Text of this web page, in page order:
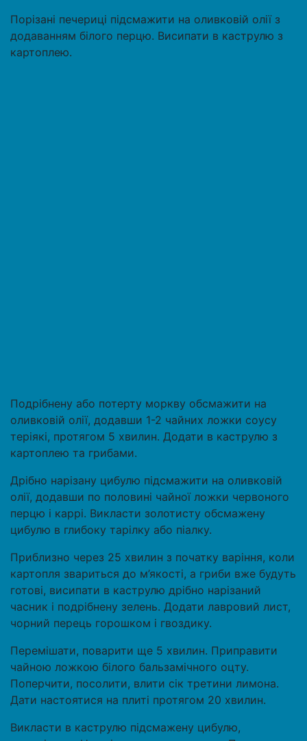
Порізані печериці підсмажити на оливковій олії з
додаванням білого перцю. Висипати в каструлю з
картоплею.
Подрібнену або потерту моркву обсмажити на
оливковій олії, додавши 1-2 чайних ложки соусу
теріякі, протягом 5 хвилин. Додати в каструлю з
картоплею та грибами.
Дрібно нарізану цибулю підсмажити на оливковій
олії, додавши по половині чайної ложки червоного
перцю і каррі. Викласти золотисту обсмажену
цибулю в глибоку тарілку або піалку.
Приблизно через 25 хвилин з початку варіння, коли
картопля звариться до м’якості, а гриби вже будуть
готові, висипати в каструлю дрібно нарізаний
часник і подрібнену зелень. Додати лавровий лист,
чорний перець горошком і гвоздику.
Перемішати, поварити ще 5 хвилин. Приправити
чайною ложкою білого бальзамічного оцту.
Поперчити, посолити, влити сік третини лимона.
Дати настоятися на плиті протягом 20 хвилин.
Викласти в каструлю підсмажену цибулю,